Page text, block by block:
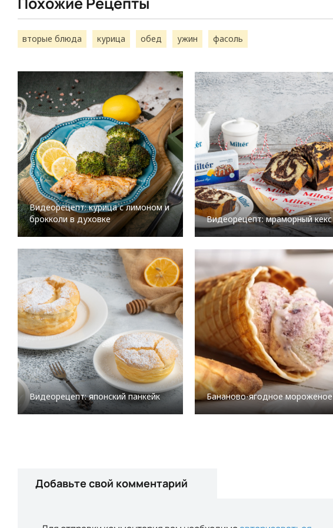
вторые блюда курица обед ужин фасоль
Видеорецепт: курица с лимоном и
брокколи в духовке
Видеорецепт: мраморный кекс
Видеорецепт: японский панкейк Бананово-ягодное мороженое
Добавьте свой комментарий